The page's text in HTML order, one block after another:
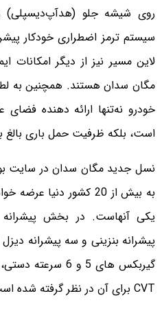
روی شیشه جلو (هدآپ‌دیسپلی)
لاین مسیر نیز از دیگر
مگان سدان هستند. همچنین به
خودرو نه‌تنها ارائه دهنده فضای
است، بلکه ظرفیت حمل باری بالغ بر 508 لیتر را
نسل جدید مگان سدان در سایت
به بیش از 20 کشور
یکی آنهاست. در بخش پیشرانه
CVT برای آن در نظر گرفته شده است.